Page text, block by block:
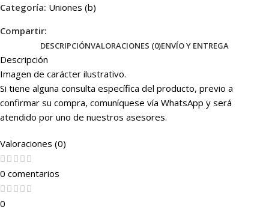
Categoría: Uniones (b)
Compartir:
DESCRIPCIÓNVALORACIONES (0)ENVÍO Y ENTREGA
Descripción
Imagen de carácter ilustrativo.
Si tiene alguna consulta específica del producto, previo a
confirmar su compra, comuníquese vía WhatsApp y será
atendido por uno de nuestros asesores.
Valoraciones (0)
0 comentarios
0